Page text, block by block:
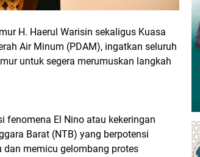
H. Haerul Warisin sekaligus Kuasa
Air Minum (PDAM), ingatkan seluruh
untuk segera merumuskan langkah
fenomena El Nino atau kekeringan
Barat (NTB) yang berpotensi
memicu gelombang protes